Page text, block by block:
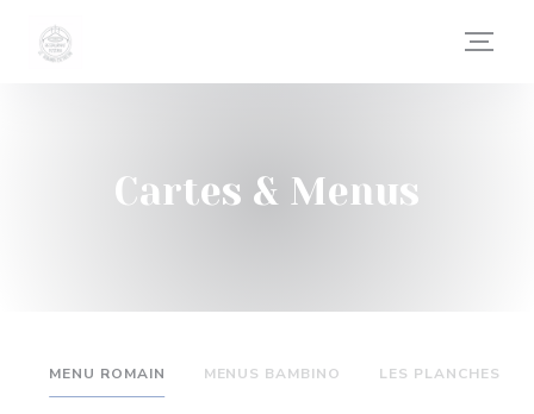
Cartes & Menus
MENU ROMAIN MENUS BAMBINO LES PLANCHES